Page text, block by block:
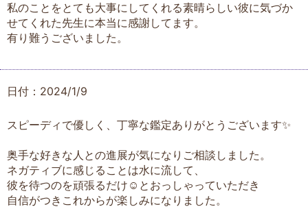
私のことをとても大事にしてくれる素晴らしい彼に気づか
せてくれた先生に本当に感謝してます。
有り難うございました。
日付：2024/1/9
スピーディで優しく、丁寧な鑑定ありがとうございます✨
奥手な好きな人との進展が気になりご相談しました。
ネガティブに感じることは水に流して、
彼を待つのを頑張るだけ☺️とおっしゃっていただき
自信がつきこれからが楽しみになりました。